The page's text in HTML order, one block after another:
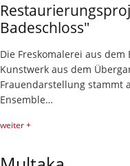
Badeschloss"
Die Freskomalerei aus
Kunstwerk aus dem
Frauendarstellung stammt
Ensemble…
weiter +